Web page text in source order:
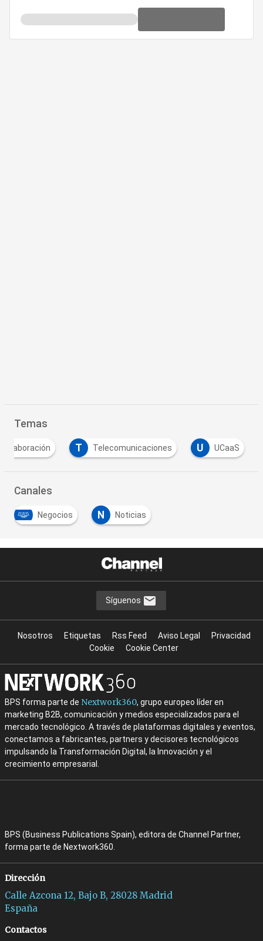
Temas
Colaboración T Telecomunicaciones U UCaaS
Canales
Negocios N Noticias
Síguenos
Nosotros Etiquetas Rss Feed Aviso Legal
Privacidad
Cookie
Cookie Center
BPS forma parte de Nextwork360, grupo europeo líder en
marketing B2B, comunicación y medios especializados para el
mercado tecnológico. A través de plataformas digitales y eventos,
conectamos a fabricantes, partners y decisores tecnológicos
impulsando la Transformación Digital, la Innovación y el
crecimiento empresarial.
BPS (Business Publications Spain), editora de Channel Partner,
forma parte de Nextwork360.
Dirección
Calle Azcona 12, Bajo B, 28028 Madrid
España
Contactos